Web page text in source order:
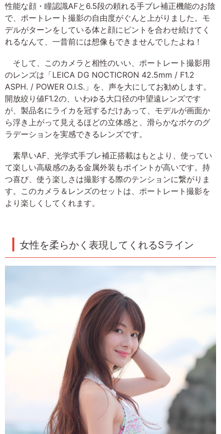
性能な顔・瞳認識AFと6.5段の頼れる手ブレ補正機能のお陰
で、ポートレート撮影の自由度がぐんと上がりました。モ
デルがターンをしている体と顔にピントを合わせ続けてく
れるなんて、一昔前には想像もできませんでしたよね！
そして、このカメラと相性のいい、ポートレート撮影用
のレンズは「LEICA DG NOCTICRON 42.5mm / F1.2
ASPH. / POWER O.I.S.」を、声を大にしてお勧めします。
開放絞り値F1.2の、いわゆる大口径の中望遠レンズです
が、製品名にライカを冠するだけあって、モデルが画面か
ら浮き上がって見えるほどの立体感と、滑らかなボケのグ
ラデーションを実感できるレンズです。
素早いAF、光学式手ブレ補正搭載はもとより、使ってい
て楽しい高級感のある金属外装もポイントが高いです。持
つ喜び、使う楽しさは撮影する際のテンションに繋がりま
す。このカメラ＆レンズのセットは、ポートレート撮影を
より楽しくしてくれます。
女性を柔らかく表現してくれるSライン